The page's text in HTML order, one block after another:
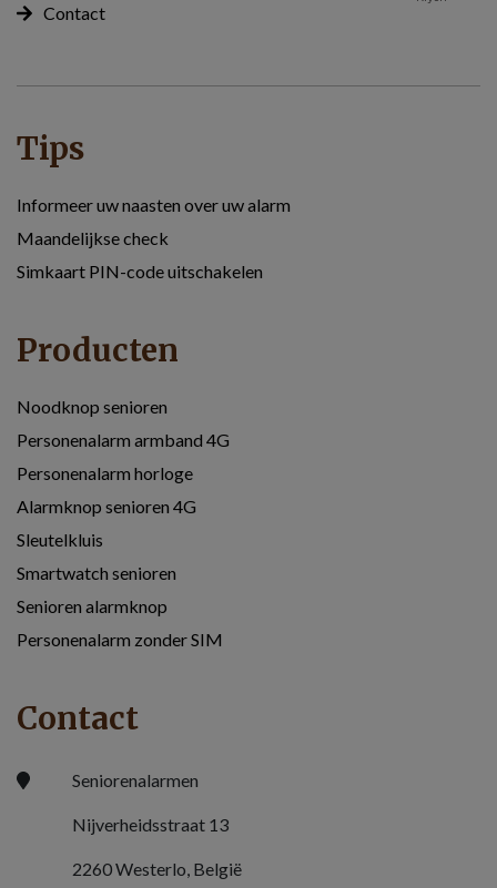
Contact
Tips
Informeer uw naasten over uw alarm
Maandelijkse check
Simkaart PIN-code uitschakelen
Producten
Noodknop senioren
Personenalarm armband 4G
Personenalarm horloge
Alarmknop senioren 4G
Sleutelkluis
Smartwatch senioren
Senioren alarmknop
Personenalarm zonder SIM
Contact
Seniorenalarmen
Nijverheidsstraat 13
2260 Westerlo, België